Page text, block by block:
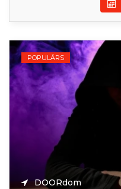
POPULĀRS
DOORdom